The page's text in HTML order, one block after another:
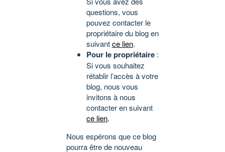
questions, vous
pouvez contacter le
propriétaire du blog en
suivantce lien.
Pour le propriétaire :
Si vous souhaitez
rétablir l’accès à votre
blog, nous vous
invitons à nous
contacter en suivant
ce lien.
Nous espérons que ce blog
pourra être de nouveau